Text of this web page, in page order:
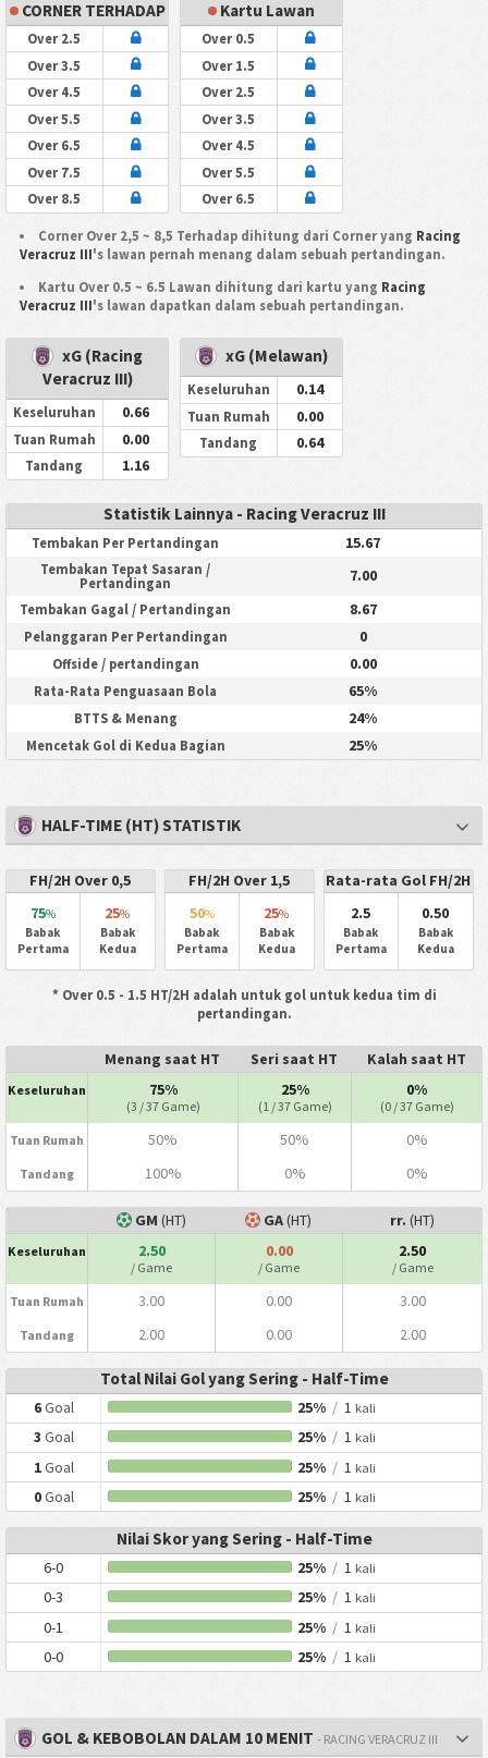
CORNER TERHADAP
Over 2.5
Over 3.5
Over 4.5
Over 5.5
Over 6.5
Over 7.5
Over 8.5
Kartu Lawan
Over 0.5
Over 1.5
Over 2.5
Over 3.5
Over 4.5
Over 5.5
Over 6.5
Corner Over 2,5 ~ 8,5 Terhadap dihitung dari Corner yang Racing
Veracruz III's lawan pernah menang dalam sebuah pertandingan.
Kartu Over 0.5 ~ 6.5 Lawan dihitung dari kartu yang Racing
Veracruz III's lawan dapatkan dalam sebuah pertandingan.
xG (Racing
Veracruz III)
Keseluruhan 0.66
Tuan Rumah 0.00
Tandang 1.16
xG (Melawan)
Keseluruhan 0.14
Tuan Rumah 0.00
Tandang 0.64
Statistik Lainnya - Racing Veracruz III
Tembakan Per Pertandingan 15.67
Tembakan Tepat Sasaran /
Pertandingan
7.00
Tembakan Gagal / Pertandingan 8.67
Pelanggaran Per Pertandingan 0
Offside / pertandingan 0.00
Rata-Rata Penguasaan Bola 65%
BTTS & Menang 24%
Mencetak Gol di Kedua Bagian 25%
HALF-TIME (HT) STATISTIK
FH/2H Over 0,5
75%
Babak
Pertama
25%
Babak
Kedua
FH/2H Over 1,5
50%
Babak
Pertama
25%
Babak
Kedua
Rata-rata Gol FH/2H
2.5
Babak
Pertama
0.50
Babak
Kedua
* Over 0.5 - 1.5 HT/2H adalah untuk gol untuk kedua tim di
pertandingan.
Menang saat HT Seri saat HT Kalah saat HT
Keseluruhan 75%
(3 / 37 Game)
25%
(1 / 37 Game)
0%
(0 / 37 Game)
Tuan Rumah 50% 50% 0%
Tandang 100% 0% 0%
GM (HT) GA(HT) rr. (HT)
Keseluruhan 2.50
/ Game
0.00
/ Game
2.50
/ Game
Tuan Rumah 3.00 0.00 3.00
Tandang 2.00 0.00 2.00
Total Nilai Gol yang Sering - Half-Time
6Goal 25% / 1 kali
3 Goal 25% / 1 kali
1Goal 25% / 1 kali
0Goal 25% / 1 kali
Nilai Skor yang Sering - Half-Time
6-0 25% / 1 kali
0-3 25% / 1 kali
0-1 25% / 1 kali
0-0 25% / 1 kali
GOL & KEBOBOLAN DALAM 10 MENIT - RACING VERACRUZ III